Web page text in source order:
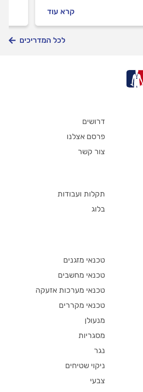
קרא עוד
לכל המדריכים
דרושים
פרסם אצלנו
צור קשר
תקלות ועבודות
בלוג
טכנאי מזגנים
טכנאי מחשבים
טכנאי מערכות אזעקה
טכנאי מקררים
מנעולן
מסגריות
נגר
ניקוי שטיחים
צבעי